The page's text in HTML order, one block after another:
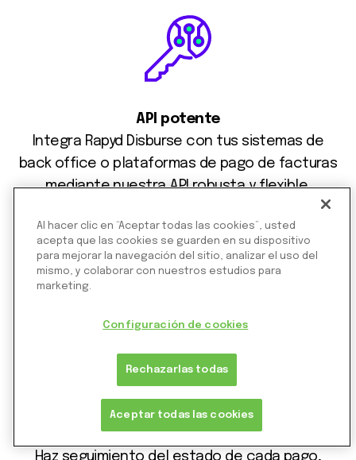
API potente
Integra Rapyd Disburse con tus sistemas de
back office o plataformas de pago de facturas
mediante nuestra API robusta y flexible.
Visibilidad total
Haz seguimiento del estado de cada pago,
Al hacer clic en “Aceptar todas las cookies”, usted
acepta que las cookies se guarden en su dispositivo
para mejorar la navegación del sitio, analizar el uso del
mismo, y colaborar con nuestros estudios para
marketing.
Configuración de cookies
Rechazarlas todas
Aceptar todas las cookies